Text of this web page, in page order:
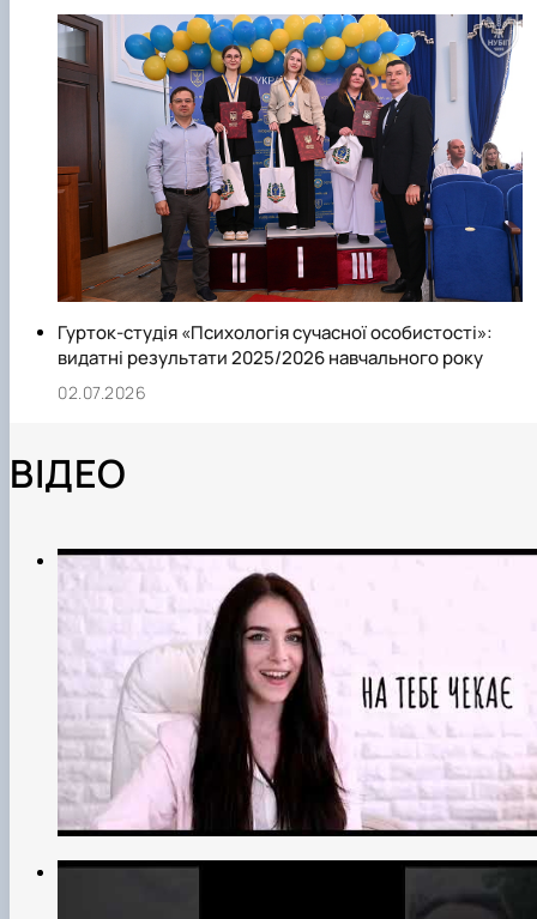
Гурток-студія «Психологія сучасної особистості»:
видатні результати 2025/2026 навчального року
02.07.2026
ВІДЕО